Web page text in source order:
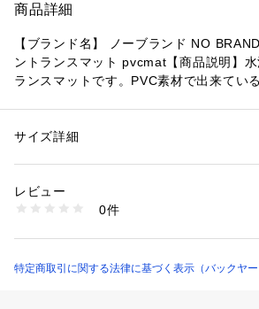
商品詳細
【ブランド名】 ノーブランド NO
ントランスマット pvcmat【商品説明】
ランスマットです。PVC素材で出来てい
国【サイズ】[横]約60cm [縦]約40cm [
[シロクマ]約821g【注意点】※カメラやモ
り、画像と実物の色の違いがある場合が
い ベランダ PVC エントランスマット ド
性別：レディース
（玄関、トイレ、バス、キッチン）
生産国：中国
4370000003954
サイズ詳細
レビュー
0件
特定商取引に関する法律に基づく表示（バックヤー